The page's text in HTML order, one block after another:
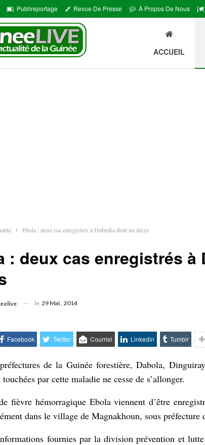
Publireportage Revue De Presse À Propos De Nous
ACCUEIL
Ebola : deux cas enregistrés à Dubreka dont un décès
: deux cas enregistrés à
le 29 Mai , 2014
Facebook Twitter Courriel Linkedin Tumblr
de la Guinée forestière, Dabola,
par cette maladie ne cesse de s’allonger.
fièvre hémorragique Ebola viennent d’être
dans le village de Magnakhoun, sous préfecture
fournies par la division prévention et